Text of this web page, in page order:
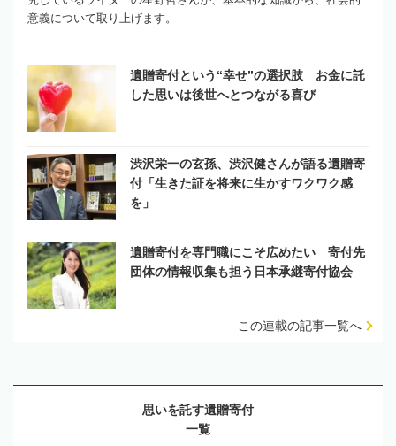
意義について取り上げます。
遺贈寄付という“幸せ”の選択肢 お金に託
した思いは後世へとつながる喜び
渋沢栄一の玄孫、渋沢健さんが語る遺贈寄
付「生きた証を将来に生かすワクワク感
を」
遺贈寄付を専門職にこそ広めたい 寄付先
団体の情報収集も担う日本承継寄付協会
この連載の記事一覧へ
思いを託す遺贈寄付
一覧